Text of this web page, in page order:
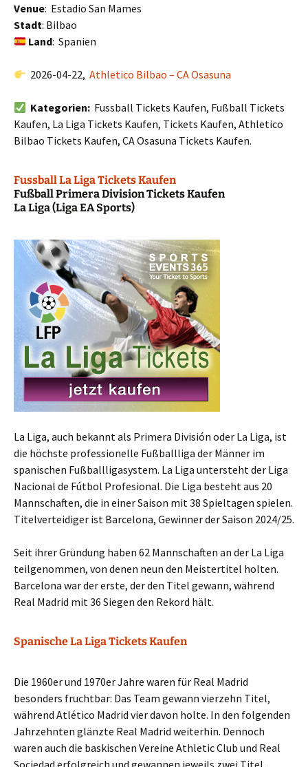
Venue: Estadio San Mames
Stadt: Bilbao
Land: Spanien
2026-04-22,Athletico Bilbao – CA Osasuna
Kategorien: Fussball Tickets Kaufen, Fußball Tickets
Kaufen, La Liga Tickets Kaufen, Tickets Kaufen, Athletico
Bilbao Tickets Kaufen, CA Osasuna Tickets Kaufen.
Fussball La Liga Tickets Kaufen
Fußball Primera Division Tickets Kaufen
La Liga (Liga EA Sports)
La Liga, auch bekannt als Primera División oder La Liga, ist
die höchste professionelle Fußballliga der Männer im
spanischen Fußballligasystem. La Liga untersteht der Liga
Nacional de Fútbol Profesional. Die Liga besteht aus 20
Mannschaften, die in einer Saison mit 38 Spieltagen spielen.
Titelverteidiger ist Barcelona, Gewinner der Saison 2024/25.
Seit ihrer Gründung haben 62 Mannschaften an der La Liga
teilgenommen, von denen neun den Meistertitel holten.
Barcelona war der erste, der den Titel gewann, während
Real Madrid mit 36 Siegen den Rekord hält.
Spanische La Liga Tickets Kaufen
Die 1960er und 1970er Jahre waren für Real Madrid
besonders fruchtbar: Das Team gewann vierzehn Titel,
während Atlético Madrid vier davon holte. In den folgenden
Jahrzehnten glänzte Real Madrid weiterhin. Dennoch
waren auch die baskischen Vereine Athletic Club und Real